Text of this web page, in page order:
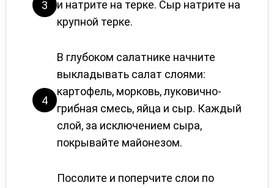
3
и натрите на терке. Сыр натрите на
крупной терке.
4
В глубоком салатнике начните
выкладывать салат слоями:
картофель, морковь, луковично-
грибная смесь, яйца и сыр. Каждый
слой, за исключением сыра,
покрывайте майонезом.
Посолите и поперчите слои по